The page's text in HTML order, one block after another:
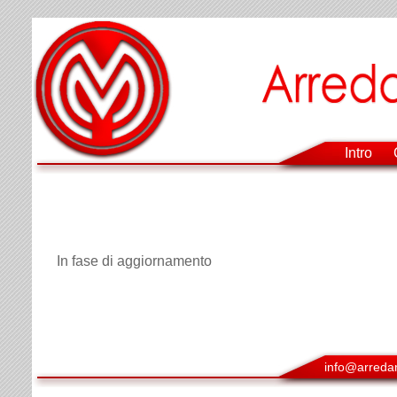
Intro
In fase di aggiornamento